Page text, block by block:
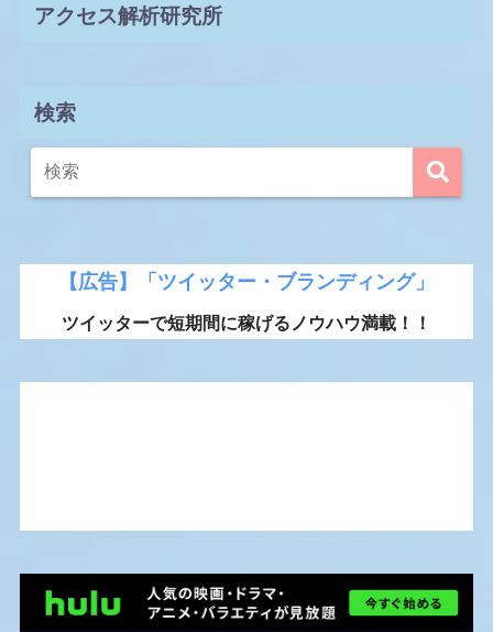
アクセス解析研究所
検索
【広告】「ツイッター・ブランディング」
ツイッターで短期間に稼げるノウハウ満載！！